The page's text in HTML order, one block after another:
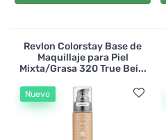
Revlon Colorstay Base de
Maquillaje para Piel
Mixta/Grasa 320 True Bei...
Nuevo